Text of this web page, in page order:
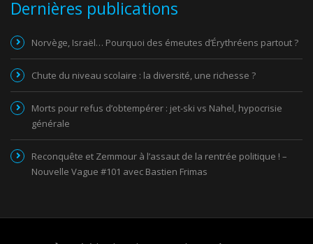
Dernières publications
Norvège, Israël… Pourquoi des émeutes d’Érythréens partout ?
Chute du niveau scolaire : la diversité, une richesse ?
Morts pour refus d’obtempérer : jet-ski vs Nahel, hypocrisie
générale
Reconquête et Zemmour à l’assaut de la rentrée politique ! –
Nouvelle Vague #101 avec Bastien Frimas